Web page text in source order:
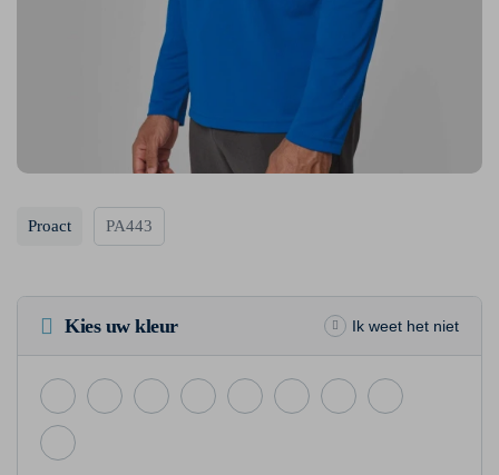
Proact PA443
Kies uw kleur Ik weet het niet